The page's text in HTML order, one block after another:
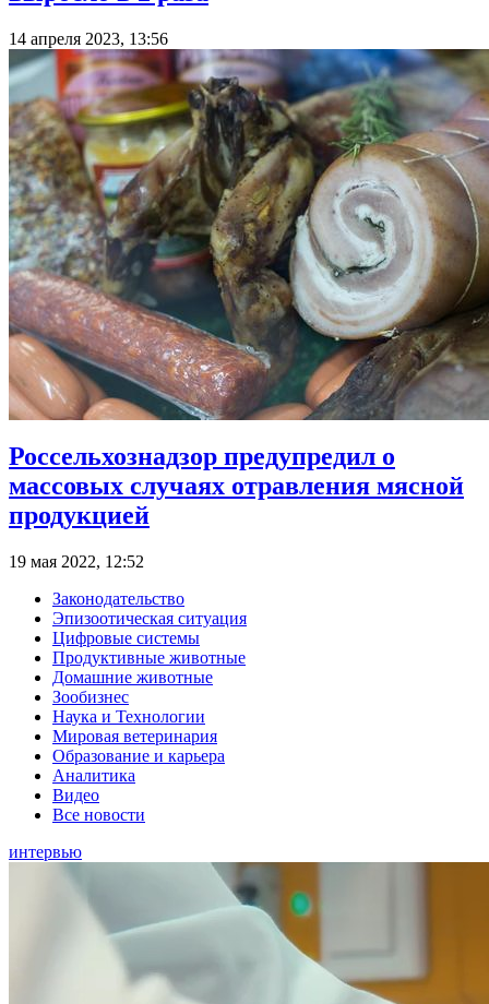
14 апреля 2023, 13:56
Россельхознадзор предупредил о
массовых случаях отравления мясной
продукцией
19 мая 2022, 12:52
Законодательство
Эпизоотическая ситуация
Цифровые системы
Продуктивные животные
Домашние животные
Зообизнес
Наука и Технологии
Мировая ветеринария
Образование и карьера
Аналитика
Видео
Все новости
интервью